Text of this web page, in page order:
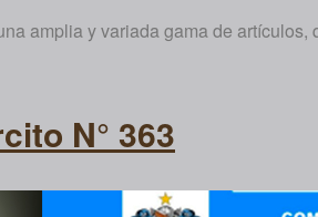
amplia y variada gama de
N° 363